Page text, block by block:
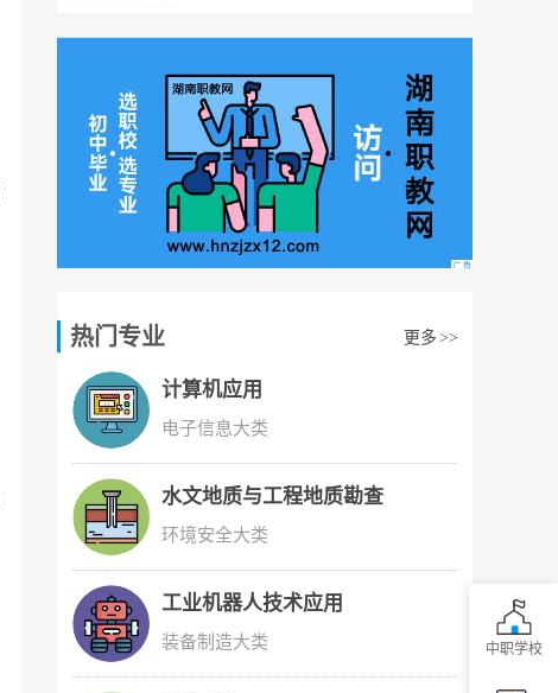
热门专业 更多 >>
计算机应用
电子信息大类
水文地质与工程地质勘查
环境安全大类
工业机器人技术应用
装备制造大类 中职学校